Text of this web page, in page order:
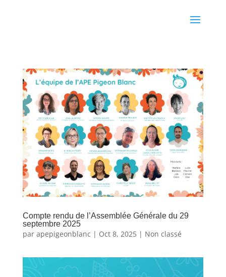
Compte rendu de l’Assemblée Générale du 29
septembre 2025
par apepigeonblanc | Oct 8, 2025| Non classé